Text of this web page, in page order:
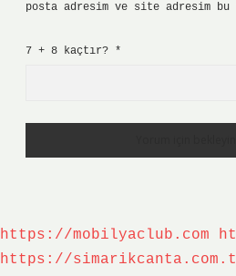
posta adresim ve site adresim
7 + 8 kaçtır? *
https://mobilyaclub.com
https://